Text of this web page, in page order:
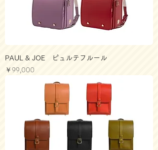
PAUL & JOE ピュルテフルール
価格
￥99,000